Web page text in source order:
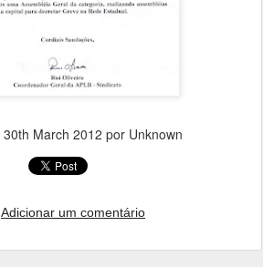
30th March 2012 por Unknown
Adicionar um comentário